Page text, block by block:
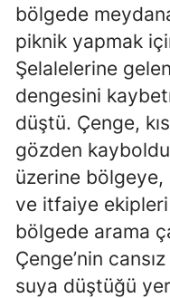
bölgede
piknik yapmak
Şelalelerine
dengesini
düştü. Çenge,
gözden
üzerine bölgeye,
ve itfaiye
bölgede arama
Çenge’nin
suya düştüğü